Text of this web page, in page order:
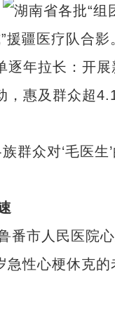
援疆医疗队合
年拉长：开展
，惠及群众超
众对‘毛医生’
市人民医院心
性心梗休克